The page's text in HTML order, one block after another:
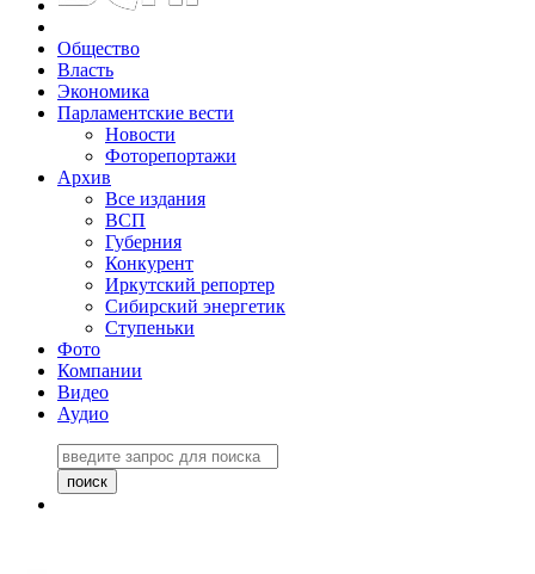
Общество
Власть
Экономика
Парламентские вести
Новости
Фоторепортажи
Архив
Все издания
ВСП
Губерния
Конкурент
Иркутский репортер
Сибирский энергетик
Ступеньки
Фото
Компании
Видео
Аудио